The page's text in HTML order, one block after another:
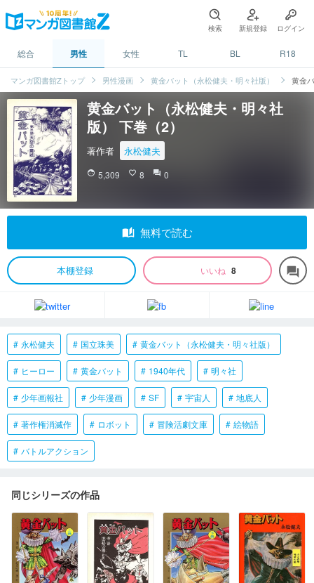
検索 新規登録 ログイン
総合 男性 女性 TL BL R18
マンガ図書館Zトップ 男性漫画 黄金バット（永松健夫・明々社版） 黄金
黄金バット（永松健夫・明々社
版） 下巻（2）
著作者 永松健夫
face 5,309 favorite_border 8 question_answer 0
auto_stories 無料で読む
本棚登録 いいね 8 forum
永松健夫 国立珠美 黄金バット（永松健夫・明々社版）
ヒーロー 黄金バット 1940年代 明々社
少年画報社 少年漫画 SF 宇宙人 地底人
著作権消滅作 ロボット 冒険活劇文庫 絵物語
バトルアクション
同じシリーズの作品